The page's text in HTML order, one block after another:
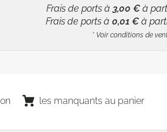
Frais de ports à3,00 € à
Frais de ports à0,01 € à
* Voir conditions de
les manquants au panier